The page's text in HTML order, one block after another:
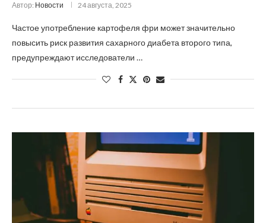
Автор: Новости 24 августа, 2025
Частое употребление картофеля фри может значительно
повысить риск развития сахарного диабета второго типа,
предупреждают исследователи …